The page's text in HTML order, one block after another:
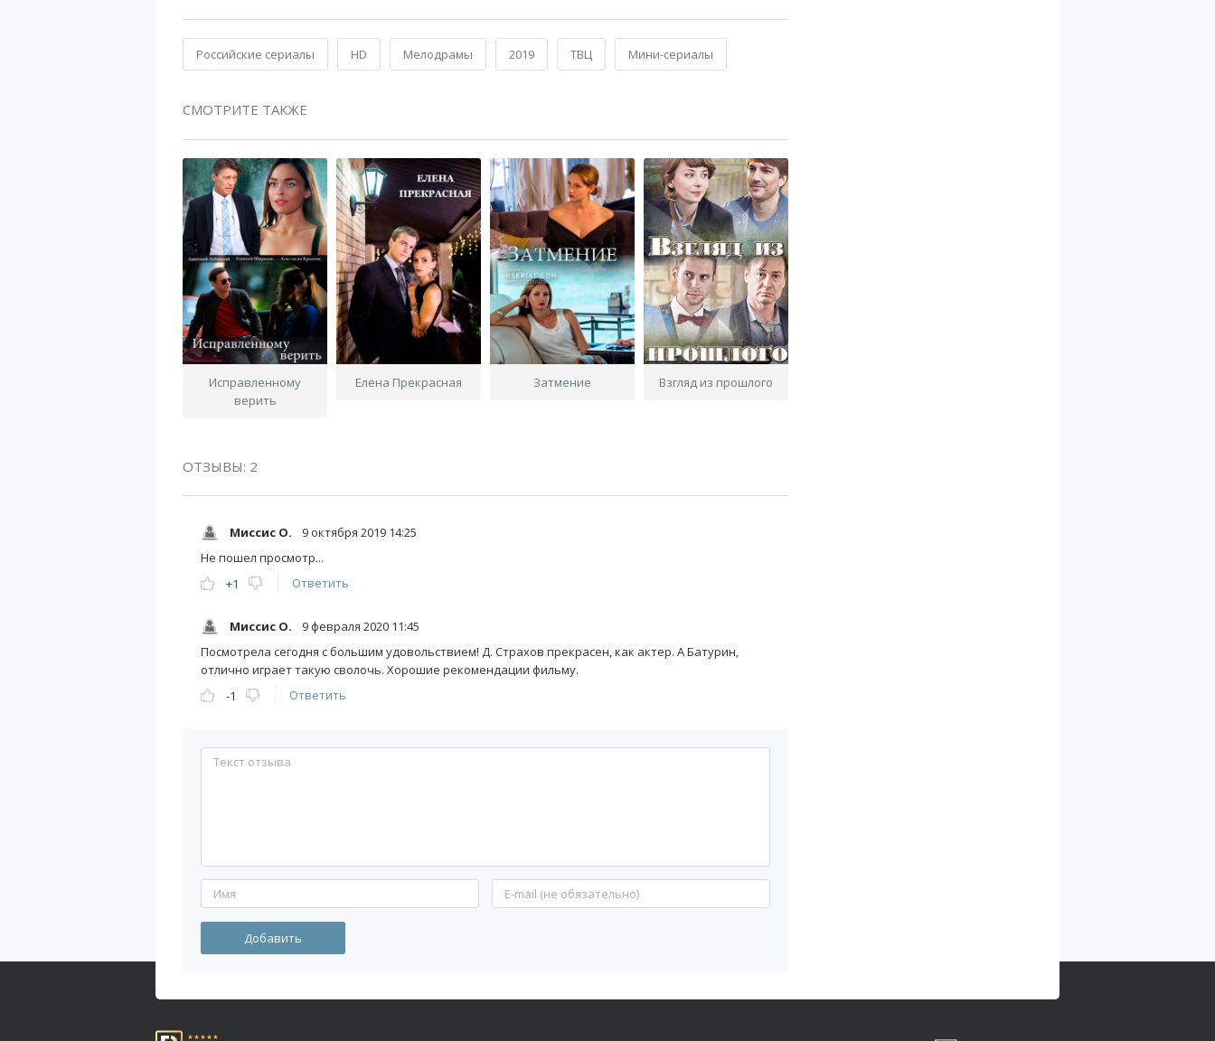
Российские сериалы HD Мелодрамы 2019 ТВЦ Мини-сериалы
СМОТРИТЕ ТАКЖЕ
Исправленному
верить
Елена Прекрасная Затмение Взгляд из прошлого
ОТЗЫВЫ: 2
Миссис О.
9 октября 2019 14:25
Не пошел просмотр...
+1
Ответить
Миссис О.
9 февраля 2020 11:45
Посмотрела сегодня с большим удовольствием! Д. Страхов прекрасен, как актер. А Батурин,
отлично играет такую сволочь. Хорошие рекомендации фильму.
-1
Ответить